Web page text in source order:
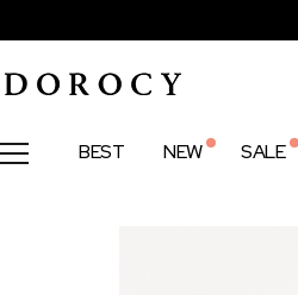
BEST NEW SALE